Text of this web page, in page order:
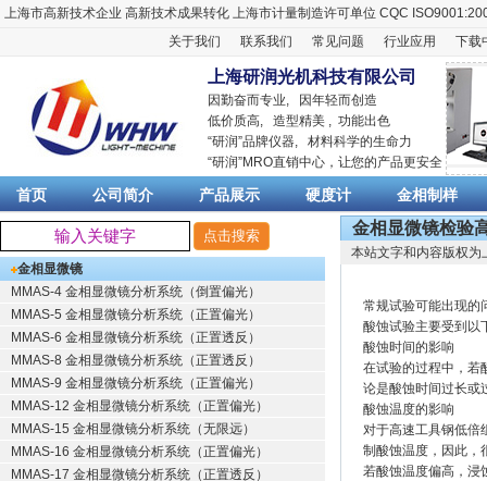
上海市高新技术企业 高新技术成果转化 上海市计量制造许可单位 CQC
关于我们
联系我们 常见问题 行业应用 下载
上海研润光机科技有限公司
因勤奋而专业, 因年轻而创造
低价质高, 造型精美 , 功能出色
“研润”品牌仪器, 材料科学的生命力
“研润”MRO直销中心，让您的产品更安全
首页 公司简介 产品展示 硬度计 金相制样
金相显微镜
MMAS-4 金相显微镜分析系统（倒置偏光）
MMAS-5 金相显微镜分析系统（正置偏光）
MMAS-6 金相显微镜分析系统（正置透反）
MMAS-8 金相显微镜分析系统（正置透反）
MMAS-9 金相显微镜分析系统（正置偏光）
MMAS-12 金相显微镜分析系统（正置偏光）
MMAS-15 金相显微镜分析系统（无限远）
MMAS-16 金相显微镜分析系统（正置偏光）
MMAS-17 金相显微镜分析系统（正置透反）
金相显微镜检验
本站文字和内容版权为
常规试验可能出现的
酸蚀试验主要受到以
酸蚀时间的影响
在试验的过程中，若
论是酸蚀时间过长或
酸蚀温度的影响
对于高速工具钢低倍
制酸蚀温度，因此
若酸蚀温度偏高，浸